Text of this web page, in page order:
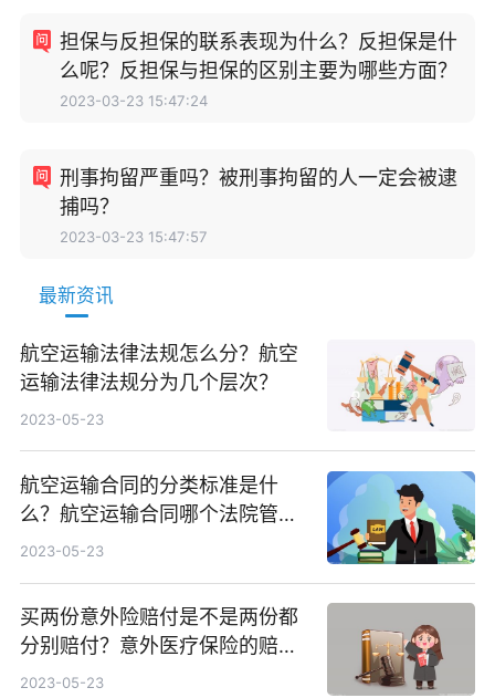
担保与反担保的联系表现为什么？反担保是什
么呢？反担保与担保的区别主要为哪些方面？
2023-03-23 15:47:24
刑事拘留严重吗？被刑事拘留的人一定会被逮
捕吗？
2023-03-23 15:47:57
最新资讯
航空运输法律法规怎么分？航空
运输法律法规分为几个层次？
2023-05-23
航空运输合同的分类标准是什
么？航空运输合同哪个法院管
辖？
2023-05-23
买两份意外险赔付是不是两份都
分别赔付？意外医疗保险的赔付
必须满足哪些条件？
2023-05-23